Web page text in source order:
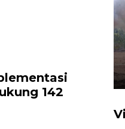
142